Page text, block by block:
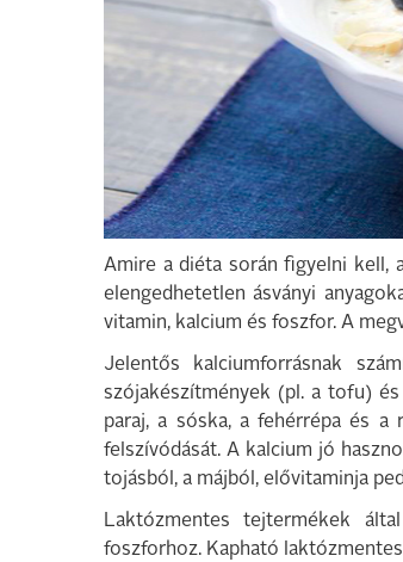
Amire a diéta során figyelni kell,
elengedhetetlen ásványi
vitamin, kalcium és foszfor. A
Jelentős kalciumforrásnak
szójakészítmények (pl. a tofu)
paraj, a sóska, a fehérrépa és a
felszívódását. A kalcium jó
tojásból, a májból, elővitaminja
Laktózmentes tejtermékek
foszforhoz. Kapható